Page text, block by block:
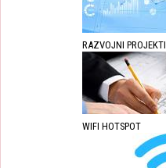
RAZVOJNI PROJEKTI
WIFI HOTSPOT